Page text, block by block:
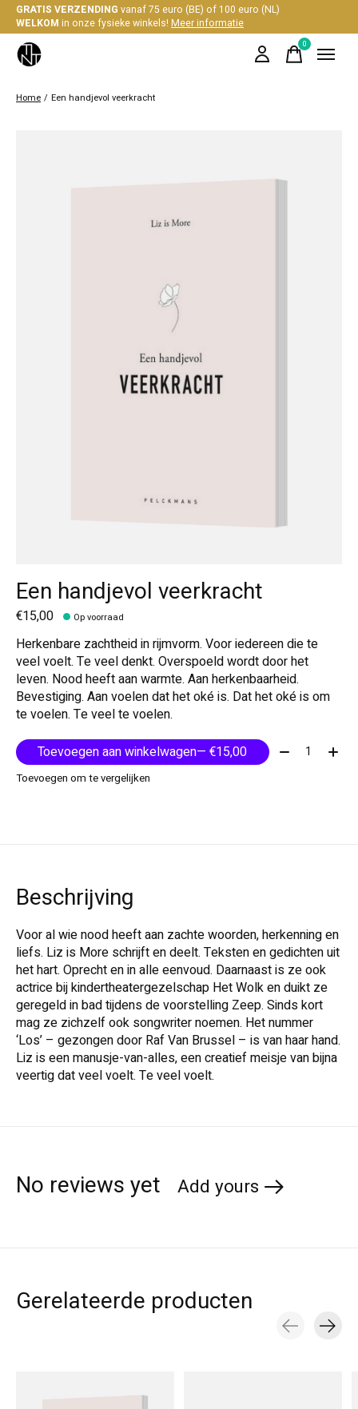
GRATIS VERZENDING vanaf 75 euro (BE) of 100 euro (NL)
WELKOM in onze fysieke winkels!Meer informatie
0items
Home / Een handjevol veerkracht
Een handjevol veerkracht
€15,00 Op voorraad
Herkenbare zachtheid in rijmvorm. Voor iedereen die te
veel voelt. Te veel denkt. Overspoeld wordt door het
leven. Nood heeft aan warmte. Aan herkenbaarheid.
Bevestiging. Aan voelen dat het oké is. Dat het oké is om
te voelen. Te veel te voelen.
Toevoegen aan winkelwagen
— €15,00 Aantal:
Toevoegen om te vergelijken
Beschrijving
Voor al wie nood heeft aan zachte woorden, herkenning en
liefs. Liz is More schrijft en deelt. Teksten en gedichten uit
het hart. Oprecht en in alle eenvoud. Daarnaast is ze ook
actrice bij kindertheatergezelschap Het Wolk en duikt ze
geregeld in bad tijdens de voorstelling Zeep. Sinds kort
mag ze zichzelf ook songwriter noemen. Het nummer
‘Los’ – gezongen door Raf Van Brussel – is van haar hand.
Liz is een manusje-van-alles, een creatief meisje van bijna
veertig dat veel voelt. Te veel voelt.
No reviews yet Add yours
Gerelateerde producten